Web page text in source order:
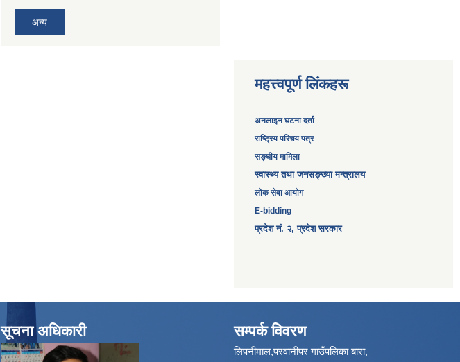
अन्य
महत्त्वपूर्ण लिंकहरू
अनलाइन घटना दर्ता
‎राष्ट्रिय परिचय पत्र
सङ्‍घीय मामिला
स्वास्थ्य तथा जनसङ्ख्या मन्त्रालय
लोक सेवा आयोग
E-bidding
प्रदेश नं. २, प्रदेश सरकार
सूचना अधिकारी सम्पर्क विवरण
लिपनीमाल,परवानीपर गाउँपलिका बारा,